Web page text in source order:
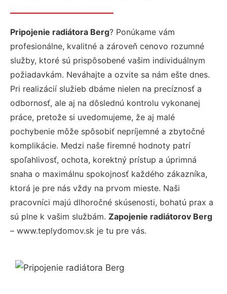
Pripojenie radiátora Berg? Ponúkame vám
profesionálne, kvalitné a zároveň cenovo rozumné
služby, ktoré sú prispôsobené vašim individuálnym
požiadavkám. Neváhajte a ozvite sa nám ešte dnes.
Pri realizácií služieb dbáme nielen na precíznosť a
odbornosť, ale aj na dôslednú kontrolu vykonanej
práce, pretože si uvedomujeme, že aj malé
pochybenie môže spôsobiť nepríjemné a zbytočné
komplikácie. Medzi naše firemné hodnoty patrí
spoľahlivosť, ochota, korektný prístup a úprimná
snaha o maximálnu spokojnosť každého zákazníka,
ktorá je pre nás vždy na prvom mieste. Naši
pracovníci majú dlhoročné skúsenosti, bohatú prax a
sú plne k vašim službám. Zapojenie radiátorov Berg
– www.teplydomov.sk je tu pre vás.